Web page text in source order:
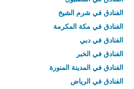
الفنادق في شرم الشيخ
الفنادق في مكة المكرمة
الفنادق في دبي
الفنادق في الخبر
الفنادق في المدينة المنورة
الفنادق في الرياض